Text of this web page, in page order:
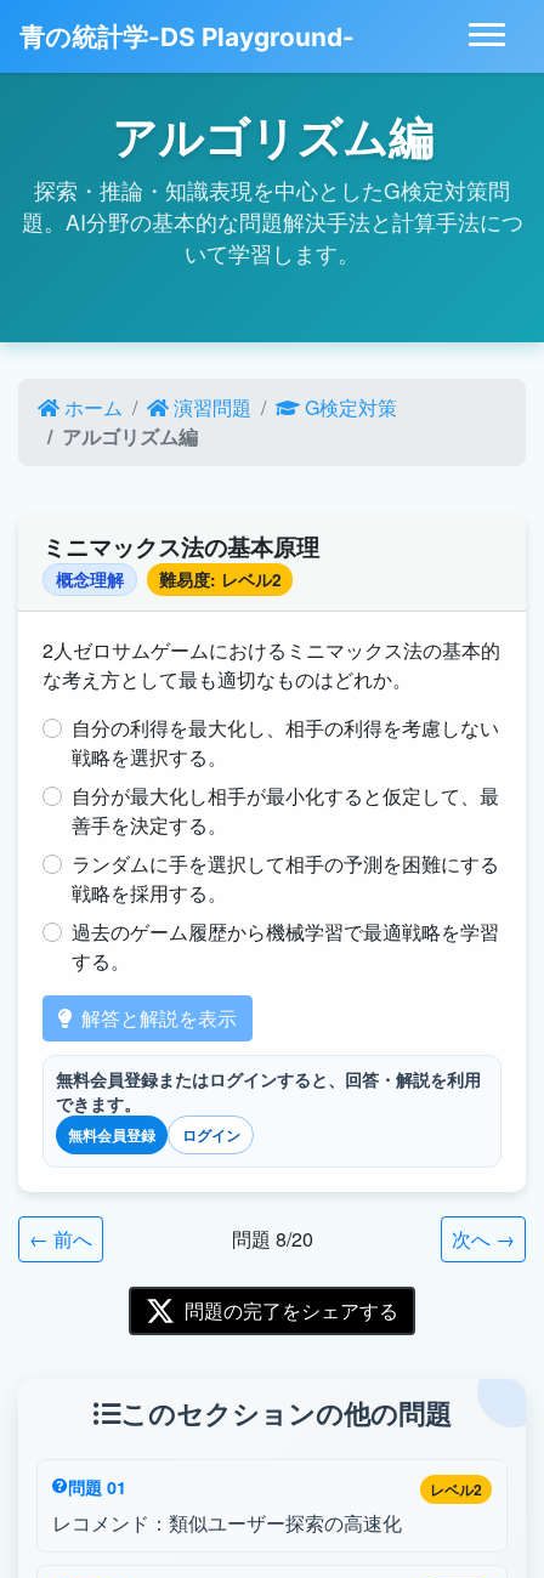
青の統計学-DS Playground-
アルゴリズム編
探索・推論・知識表現を中心としたG検定対策問
題。AI分野の基本的な問題解決手法と計算手法につ
いて学習します。
ホーム 演習問題
G検定対策
アルゴリズム編
ミニマックス法の基本原理
概念理解 難易度: レベル2
2人ゼロサムゲームにおけるミニマックス法の基本的
な考え方として最も適切なものはどれか。
自分の利得を最大化し、相手の利得を考慮しない
戦略を選択する。
自分が最大化し相手が最小化すると仮定して、最
善手を決定する。
ランダムに手を選択して相手の予測を困難にする
戦略を採用する。
過去のゲーム履歴から機械学習で最適戦略を学習
する。
解答と解説を表示
無料会員登録またはログインすると、回答・解説を利用
できます。
無料会員登録 ログイン
← 前へ 問題 8/20 次へ →
問題の完了をシェアする
このセクションの他の問題
レベル2
問題 01
レコメンド：類似ユーザー探索の高速化